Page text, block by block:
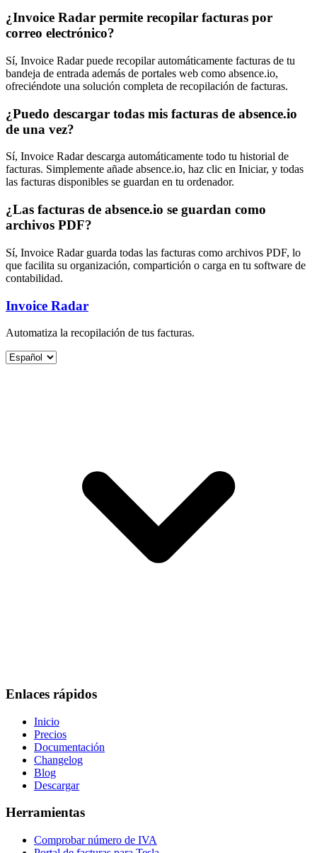
¿Invoice Radar permite recopilar facturas por
correo electrónico?
Sí, Invoice Radar puede recopilar automáticamente facturas de tu
bandeja de entrada además de portales web como absence.io,
ofreciéndote una solución completa de recopilación de facturas.
¿Puedo descargar todas mis facturas de absence.io
de una vez?
Sí, Invoice Radar descarga automáticamente todo tu historial de
facturas. Simplemente añade absence.io, haz clic en Iniciar, y todas
las facturas disponibles se guardan en tu ordenador.
¿Las facturas de absence.io se guardan como
archivos PDF?
Sí, Invoice Radar guarda todas las facturas como archivos PDF, lo
que facilita su organización, compartición o carga en tu software de
contabilidad.
Invoice Radar
Automatiza la recopilación de tus facturas.
Enlaces rápidos
Inicio
Precios
Documentación
Changelog
Blog
Descargar
Herramientas
Comprobar número de IVA